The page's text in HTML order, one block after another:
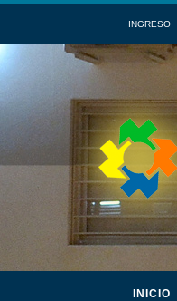
INGRESO
INICIO